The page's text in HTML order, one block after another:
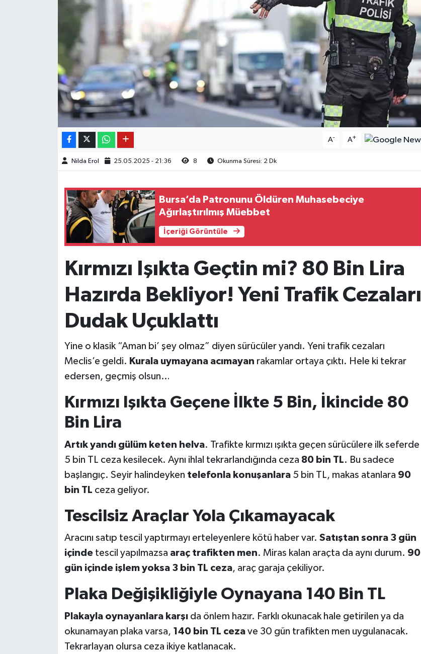
A- A+
Nilda Erol 25.05.2025 - 21:36 8 Okunma Süresi: 2 Dk
Bursa’da Patronunu Öldüren Muhasebeciye
Ağırlaştırılmış Müebbet
İçeriği Görüntüle
Kırmızı Işıkta Geçtin mi? 80 Bin Lira
Hazırda Bekliyor! Yeni Trafik Cezaları
Dudak Uçuklattı
Yine o klasik “Aman bi’ şey olmaz” diyen sürücüler yandı. Yeni trafik cezaları
Meclis’e geldi. Kurala uymayana acımayan rakamlar ortaya çıktı. Hele ki tekrar
edersen, geçmiş olsun…
Kırmızı Işıkta Geçene İlkte 5 Bin, İkincide 80
Bin Lira
Artık yandı gülüm keten helva. Trafikte kırmızı ışıkta geçen sürücülere ilk seferde
5 bin TL ceza kesilecek. Aynı ihlal tekrarlandığında ceza 80 bin TL. Bu sadece
başlangıç. Seyir halindeyken telefonla konuşanlara5 bin TL, makas atanlara 90
bin TL ceza geliyor.
Tescilsiz Araçlar Yola Çıkamayacak
Aracını satıp tescil yaptırmayı erteleyenlere kötü haber var. Satıştan sonra 3 gün
içindetescil yapılmazsa araç trafikten men. Miras kalan araçta da aynı durum. 90
gün içinde işlem yoksa 3 bin TL ceza, araç garaja çekiliyor.
Plaka Değişikliğiyle Oynayana 140 Bin TL
Plakayla oynayanlara karşıda önlem hazır. Farklı okunacak hale getirilen ya da
okunamayan plaka varsa, 140 bin TL cezave 30 gün trafikten men uygulanacak.
Tekrarlayan olursa ceza ikiye katlanacak.